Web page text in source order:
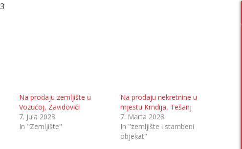
Na prodaju zemljište u
Vozućoj, Zavidovići
7. Jula 2023.
In "Zemljište"
Na prodaju nekretnine u
mjestu Krndija, Tešanj
7. Marta 2023.
In "zemljište i stambeni
objekat"